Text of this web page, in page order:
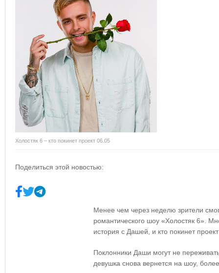
Холостяк 6 – кто покинет проект 06.05
Поделиться этой новостью:
Менее чем через неделю зрители
романтического шоу «Холостяк 6».
история с Дашей, и кто покинет
Поклонники Даши могут не
девушка снова вернется на шоу,